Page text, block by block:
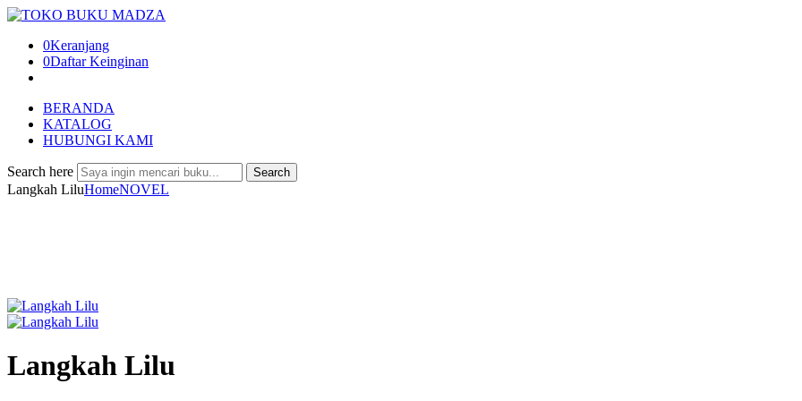
0Keranjang
0Daftar Keinginan
BERANDA
KATALOG
HUBUNGI KAMI
Search here Search
Langkah LiluHomeNOVEL
Langkah Lilu